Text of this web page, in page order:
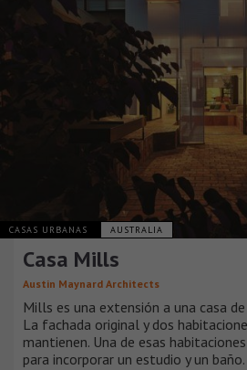
CASAS URBANAS AUSTRALIA
Casa Mills
Austin Maynard Architects
Mills es una extensión a una casa
La fachada original y dos
mantienen. Una de esas
para incorporar un estudio y un baño.